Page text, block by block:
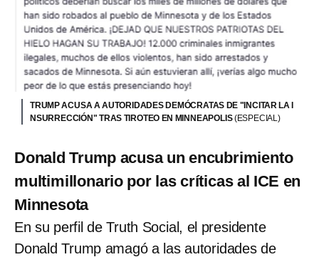
TRUMP ACUSA A AUTORIDADES DEMÓCRATAS DE "INCITAR LA I
NSURRECCIÓN" TRAS TIROTEO EN MINNEAPOLIS(ESPECIAL)
Donald Trump acusa un encubrimiento
multimillonario por las críticas al ICE en
Minnesota
En su perfil de Truth Social, el presidente
Donald Trump amagó a las autoridades de